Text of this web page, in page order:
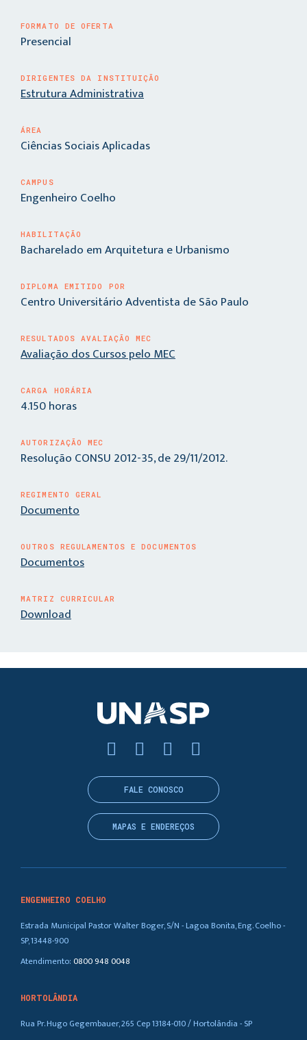
FORMATO DE OFERTA
Presencial
DIRIGENTES DA INSTITUIÇÃO
Estrutura Administrativa
ÁREA
Ciências Sociais Aplicadas
CAMPUS
Engenheiro Coelho
HABILITAÇÃO
Bacharelado em Arquitetura e Urbanismo
DIPLOMA EMITIDO POR
Centro Universitário Adventista de São Paulo
RESULTADOS AVALIAÇÃO MEC
Avaliação dos Cursos pelo MEC
CARGA HORÁRIA
4.150 horas
AUTORIZAÇÃO MEC
Resolução CONSU 2012-35, de 29/11/2012.
REGIMENTO GERAL
Documento
OUTROS REGULAMENTOS E DOCUMENTOS
Documentos
MATRIZ CURRICULAR
Download
ENGENHEIRO COELHO
Estrada Municipal Pastor Walter Boger, S/N - Lagoa Bonita, Eng. Coelho -
SP, 13448-900
Atendimento:0800 948 0048
HORTOLÂNDIA
Rua Pr. Hugo Gegembauer, 265 Cep 13184-010 / Hortolândia - SP
FALE CONOSCO
MAPAS E ENDEREÇOS